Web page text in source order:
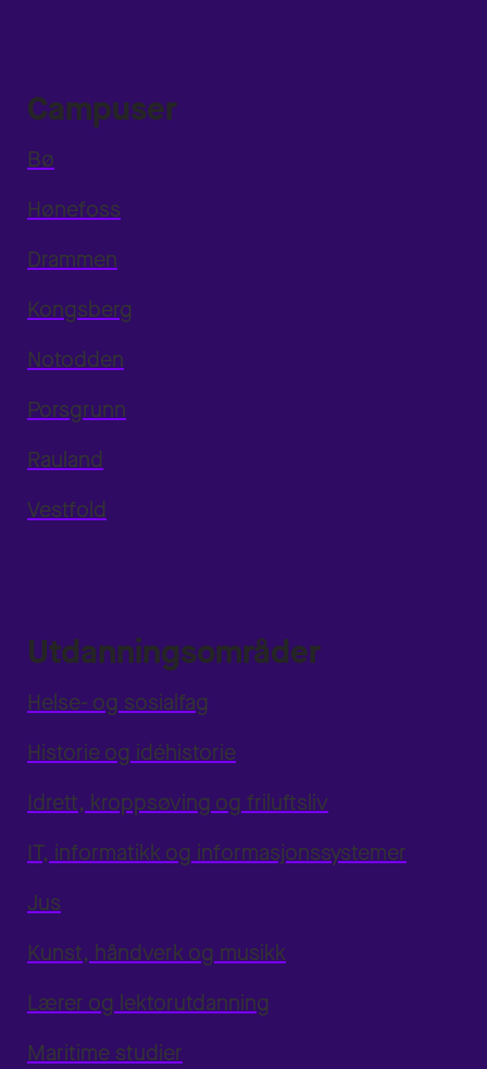
Campuser
Bø
Hønefoss
Drammen
Kongsberg
Notodden
Porsgrunn
Rauland
Vestfold
Utdanningsområder
Helse- og sosialfag
Historie og idéhistorie
Idrett, kroppsøving og friluftsliv
IT, informatikk og informasjonssystemer
Jus
Kunst, håndverk og musikk
Lærer og lektorutdanning
Maritime studier